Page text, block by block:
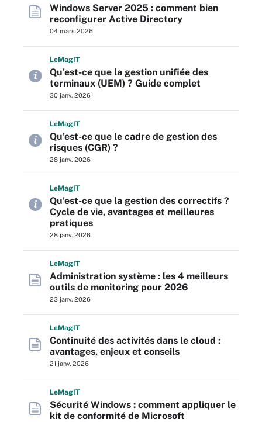
Windows Server 2025 : comment bien
reconfigurer Active Directory
04 mars 2026
LeMagIT
Qu'est-ce que la gestion unifiée des
terminaux (UEM) ? Guide complet
30 janv. 2026
LeMagIT
Qu'est-ce que le cadre de gestion des
risques (CGR) ?
28 janv. 2026
LeMagIT
Qu'est-ce que la gestion des correctifs ?
Cycle de vie, avantages et meilleures
pratiques
28 janv. 2026
LeMagIT
Administration système : les 4 meilleurs
outils de monitoring pour 2026
23 janv. 2026
LeMagIT
Continuité des activités dans le cloud :
avantages, enjeux et conseils
21 janv. 2026
LeMagIT
Sécurité Windows : comment appliquer le
kit de conformité de Microsoft